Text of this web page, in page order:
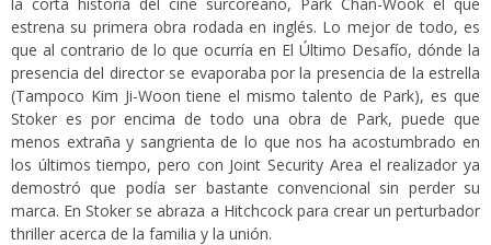
estrena su primera obra rodada en inglés. Lo mejor de todo, es
que al contrario de lo que ocurría en El Último Desafío, dónde la
presencia del director se evaporaba por la presencia de la estrella
(Tampoco Kim Ji-Woon tiene el mismo talento de Park), es que
Stoker es por encima de todo una obra de Park, puede que
menos extraña y sangrienta de lo que nos ha acostumbrado en
los últimos tiempo, pero con Joint Security Area el realizador ya
demostró que podía ser bastante convencional sin perder su
marca. En Stoker se abraza a Hitchcock para crear un perturbador
thriller acerca de la familia y la unión.